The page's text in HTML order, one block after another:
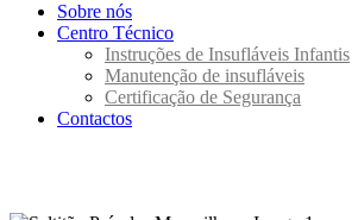
Sobre nós
Centro Técnico
Instruções de Insufláveis Infantis
Manutenção de insufláveis
Certificação de Segurança
Contactos